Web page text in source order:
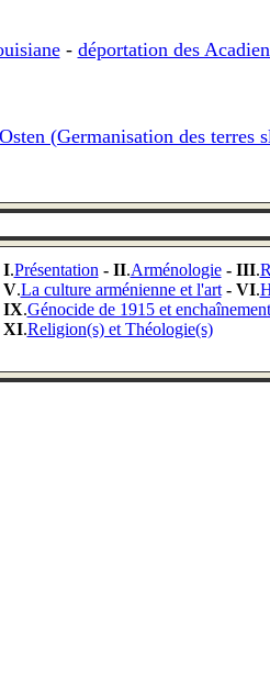
- déportation des
(Germanisation des terres
I.Présentation - II.Arménologie- III.
V.La culture arménienne et l'art- VI.
IX.Génocide de 1915 et
XI.Religion(s) et Théologie(s)